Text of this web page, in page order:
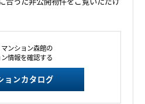
ンション森館の
情報を確認する
ョンカタログ